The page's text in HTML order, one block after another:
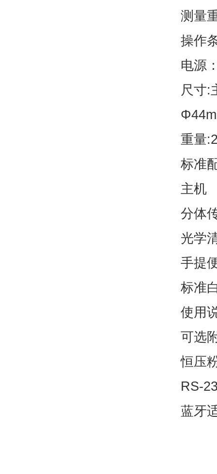
测量
操作
电源
尺寸:
重量
标准
主机
分体
光学
手提
标准
使用
可选
恒压
RS-
蓝牙